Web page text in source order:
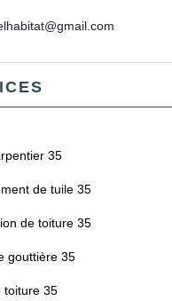
35
de tuile 35
de toiture 35
gouttière 35
toiture 35